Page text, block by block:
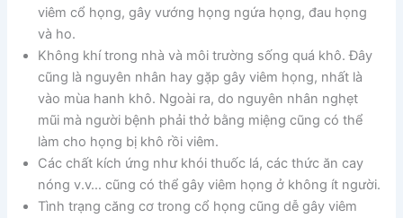
viêm cổ họng, gây vướng họng ngứa họng, đau họng
và ho.
Không khí trong nhà và môi trường sống quá khô. Đây
cũng là nguyên nhân hay gặp gây viêm họng, nhất là
vào mùa hanh khô. Ngoài ra, do nguyên nhân nghẹt
mũi mà người bệnh phải thở bằng miệng cũng có thể
làm cho họng bị khô rồi viêm.
Các chất kích ứng như khói thuốc lá, các thức ăn cay
nóng v.v… cũng có thể gây viêm họng ở không ít người.
Tình trạng căng cơ trong cổ họng cũng dễ gây viêm